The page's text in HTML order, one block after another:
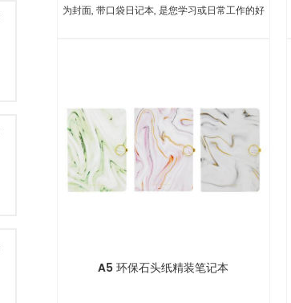
为封面, 带口袋日记本, 是您学习或日常工作的好
A5 环保石头纸精装笔记本